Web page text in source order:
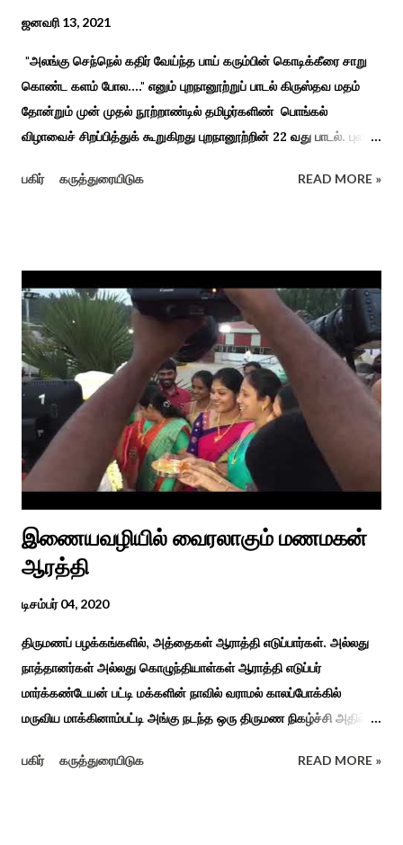
ஜனவரி 13, 2021
"அலங்கு செந்நெல் கதிர் வேய்ந்த பாய் கரும்பின் கொடிக்கீரை சாறு
கொண்ட களம் போல...." எனும் புறநானூற்றுப் பாடல் கிருஸ்தவ மதம்
தோன்றும் முன் முதல் நூற்றாண்டில் தமிழர்களிண் பொங்கல்
விழாவைச் சிறப்பித்துக் கூறுகிறது புறநானூற்றின் 22 வது பாடல். புலவர்
பொங்கல் விழாவை விவரிக்கிறார். நற்றிணை, குறுந்தொகை,
சங்க இலக்கியங்களுக்கு பின் காலகட்டத்திலும் 'புதுக்கலத்து எழுந்த
தீம்பால் பொங்கல்' என சிறப்பிக்கும் சீவக சிந்தாமணி. காலங்கள்
தோறும் தமிழர்களின் வாழ்வியல் அங்கமாக உள்ள பொங்கல் விழாவில்
தமிழர்கள் சொந்த பிள்ளைகளைப் போல கால்நடைகளை வளர்த்துப்
போற்றி உடன் விளையாடி மகிழ்வதும் இயற்கையுடன் இணைந்த
இயந்திரம் இல்லாத கால வாழ்க்கை முறையாகும். தொடர்ந்து உற்றார்
உறவுகளைக் கண்டு மகிழும் காணும் பொங்கல் இயற்கை, வாழ்வியல்
முறை, உறவுகள் சார்ந்த உயிர்ப்பான ...
பகிர் கருத்துரையிடுக READ MORE »
இணையவழியில் வைரலாகும் மணமகன்
ஆரத்தி
டிசம்பர் 04, 2020
திருமணப் பழக்கங்களில், அத்தைகள் ஆராத்தி எடுப்பார்கள். அல்லது
நாத்தானர்கள் அல்லது கொழுந்தியாள்கள் ஆராத்தி எடுப்பர்
மார்க்கண்டேயன் பட்டி மக்களின் நாவில் வராமல் காலப்போக்கில்
மருவிய மாக்கினாம்பட்டி அங்கு நடந்த ஒரு திருமண நிகழ்ச்சி அதில்
ஆராத்தியெடுத்த கொழுந்தியாள்கள் பாடிய ஆராத்தி பாட்டு ஒன்று 30
பகிர் கருத்துரையிடுக READ MORE »